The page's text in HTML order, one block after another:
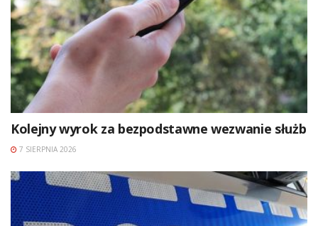
Kolejny wyrok za bezpodstawne wezwanie służb
7 SIERPNIA 2026